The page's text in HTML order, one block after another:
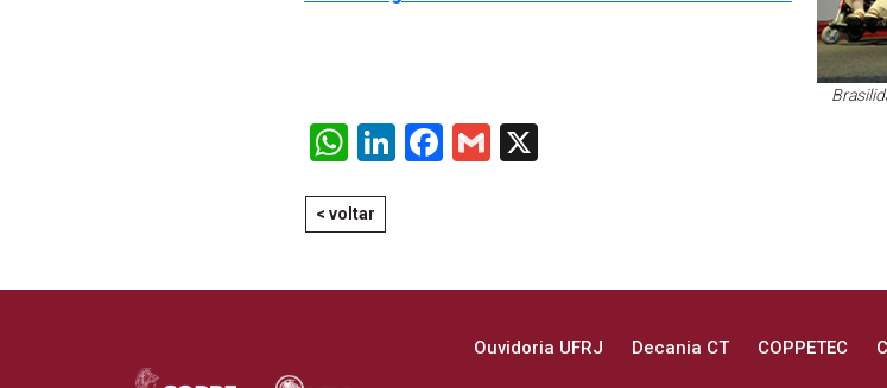
WhatsApp
LinkedIn
Facebook
Gmail
X
< voltar
Ouvidoria UFRJ Decania CT COPPETEC